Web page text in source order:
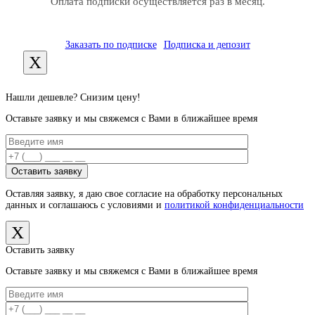
Заказать по подписке Подписка и депозит
X
Нашли дешевле? Снизим цену!
Оставьте заявку и мы свяжемся с Вами в ближайшее время
Оставляя заявку, я даю свое согласие на обработку персональных
данных и соглашаюсь с условиями и политикой конфиденциальности
X
Оставить заявку
Оставьте заявку и мы свяжемся с Вами в ближайшее время